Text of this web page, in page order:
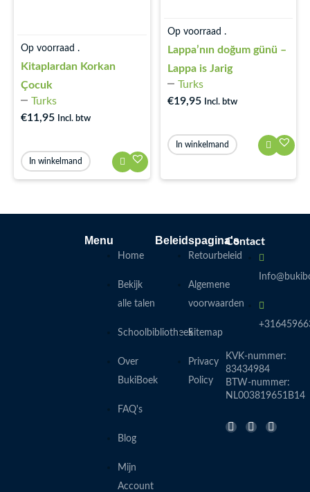
Op voorraad .
Kitaplardan Korkan
Çocuk
Turks
€11,95 Incl. btw
In winkelmand
Op voorraad .
Lappa’nın doğum günü –
Lappa is Jarig
Turks
€19,95 Incl. btw
In winkelmand
Menu
Home
Bekijk
alle talen
Schoolbibliotheek
Over
BukiBoek
FAQ's
Blog
Mijn
Account
Beleidspagina's
Retourbeleid
Algemene
voorwaarden
Sitemap
Privacy
Policy
Contact
KVK-nummer:
83434984
BTW-nummer:
NL003819651B14
F
I
L